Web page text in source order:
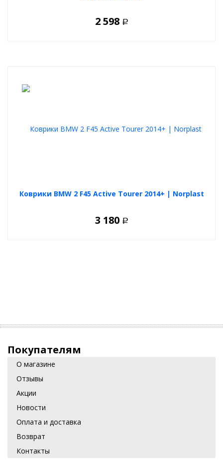
2 598 Р
Коврики BMW 2 F45 Active Tourer 2014+ | Norplast
3 180 Р
Покупателям
О магазине
Отзывы
Акции
Новости
Оплата и доставка
Возврат
Контакты